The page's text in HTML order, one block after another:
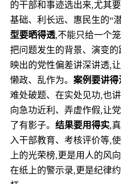
的干部和事迹选出来,尤其
基础、利长远、惠民生的“
型要晒得透,不能只给一个
把问题发生的背景、演变
映出的党性偏差讲深讲透,
懒政、乱作为。案例要讲得
难处破题、在实处见功,也
向急功近利、弄虚作假,让
了有影子。结果要用得实,
入干部教育、考核评价等,
上的光荣榜,更是用人的风
在纸上的警示录,更是纪律